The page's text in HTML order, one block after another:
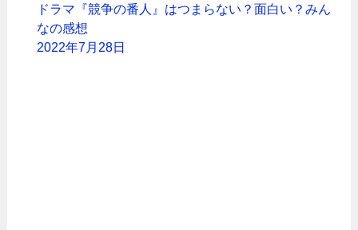
ドラマ『競争の番人』はつまらない？面白い？みん
なの感想
2022年7月28日